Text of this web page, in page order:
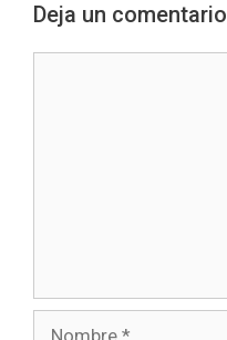
Deja un comentario